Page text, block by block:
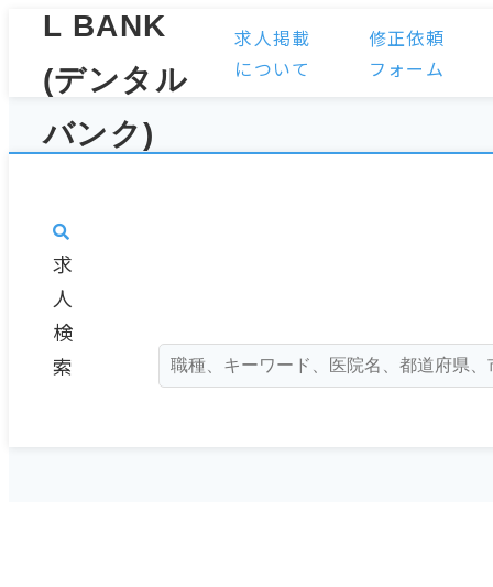
求人掲載
について
修正依頼
フォーム
求
人
検
索